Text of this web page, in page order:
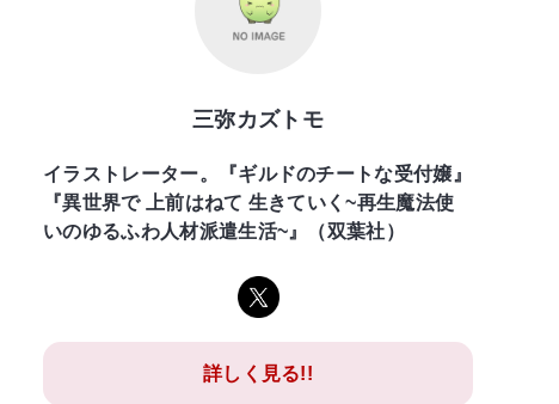
三弥カズトモ
イラストレーター。『ギルドのチートな受付嬢』
『異世界で 上前はねて 生きていく~再生魔法使
いのゆるふわ人材派遣生活~』（双葉社）
詳しく見る!!